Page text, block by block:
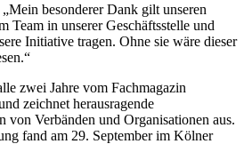
besonderer Dank gilt unseren
Team in unserer Geschäftsstelle und
Initiative tragen. Ohne sie wäre dieser
zwei Jahre vom Fachmagazin
zeichnet herausragende
von Verbänden und Organisationen aus.
fand am 29. September im Kölner